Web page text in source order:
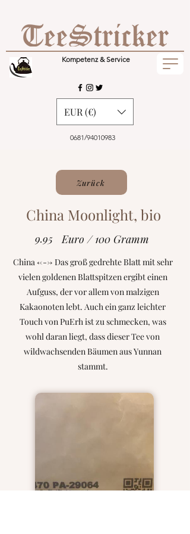
Kompetenz & Service
0681/94010983
EUR (€)
Zurück
China Moonlight, bio
9.95 Euro / 100 Gramm
China <---> Das groß gedrehte Blatt mit sehr
vielen goldenen Blattspitzen ergibt einen
Aufguss, der vor allem von malzigen
Kakaonoten lebt. Auch ein ganz leichter
Touch von PuErh ist zu schmecken, was
wohl daran liegt, dass dieser Tee von
wildwachsenden Bäumen aus Yunnan
stammt.